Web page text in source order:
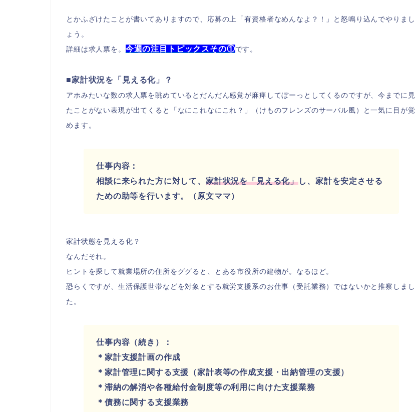
とかふざけたことが書いてありますので、応募の上「有資格者なめんなよ？！」と怒鳴り込んでやりまし
ょう。
詳細は求人票を。 今週の注目トピックスその①です。
■家計状況を「見える化」？
アホみたいな数の求人票を眺めているとだんだん感覚が麻痺してぼーっとしてくるのですが、今までに見
たことがない表現が出てくると「なにこれなにこれ？」（けものフレンズのサーバル風）と一気に目が覚
めます。
仕事内容：
相談に来られた方に対して、 家計状況を「見える化」し、家計を安定させる
ための助等を行います。（原文ママ）
家計状態を見える化？
なんだそれ。
ヒントを探して就業場所の住所をググると、とある市役所の建物が。なるほど。
恐らくですが、生活保護世帯などを対象とする就労支援系のお仕事（受託業務）ではないかと推察しまし
た。
仕事内容（続き）：
＊家計支援計画の作成
＊家計管理に関する支援（家計表等の作成支援・出納管理の支援）
＊滞納の解消や各種給付金制度等の利用に向けた支援業務
＊債務に関する支援業務